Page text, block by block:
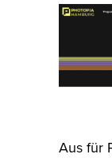
Aus für